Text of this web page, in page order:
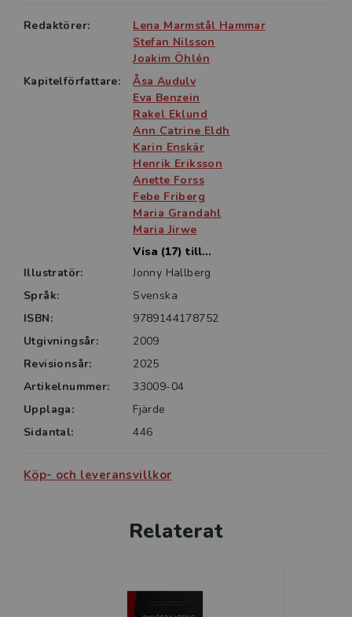
Redaktörer:
Lena Marmstål Hammar
Stefan Nilsson
Joakim Öhlén
Kapitelförfattare:
Åsa Audulv
Eva Benzein
Rakel Eklund
Ann Catrine Eldh
Karin Enskär
Henrik Eriksson
Anette Forss
Febe Friberg
Maria Grandahl
Maria Jirwe
Visa (17) till...
Illustratör:
Jonny Hallberg
Språk:
Svenska
ISBN:
9789144178752
Utgivningsår:
2009
Revisionsår:
2025
Artikelnummer:
33009-04
Upplaga:
Fjärde
Sidantal:
446
Köp- och leveransvillkor
Relaterat